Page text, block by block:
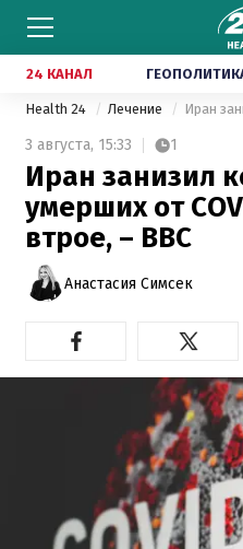
24 КАНАЛ
Health 24 Лечение
3 августа, 15:33 1
Иран занизил
умерших от
втрое, – BBC
Анастасия Симсек